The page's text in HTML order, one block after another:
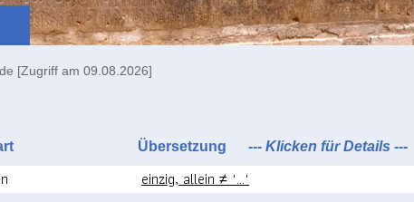
[Zugriff am 09.08.2026]
Übersetzung --- Klicken für Details ---
einzig, allein ≠ "..."